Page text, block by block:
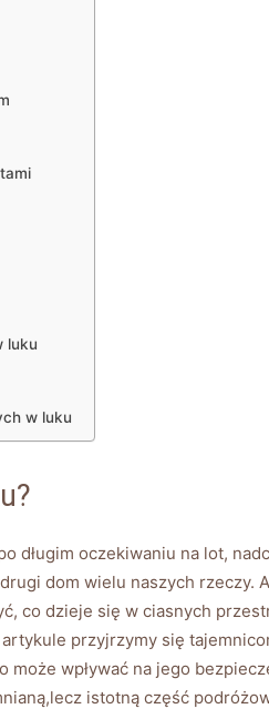
luku
w luku
długim⁤ oczekiwaniu na‌ lot,
dom wielu naszych rzeczy.
co dzieje ‌się w ciasnych
przyjrzymy się⁢
wpływać na jego
​istotną część